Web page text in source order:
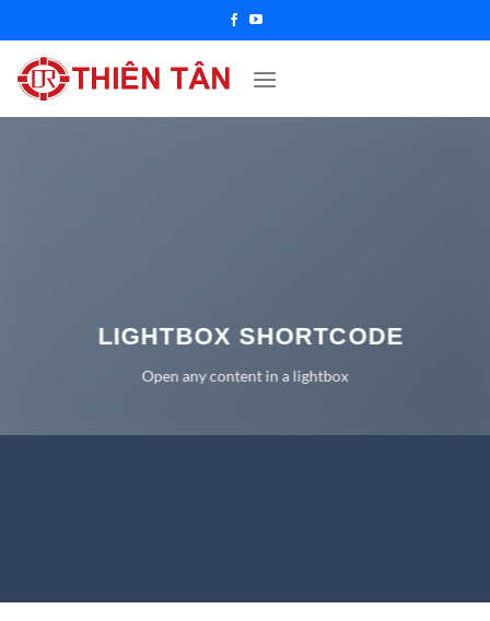
đến
nội
dung
LIGHTBOX SHORTCODE
Open any content in a lightbox